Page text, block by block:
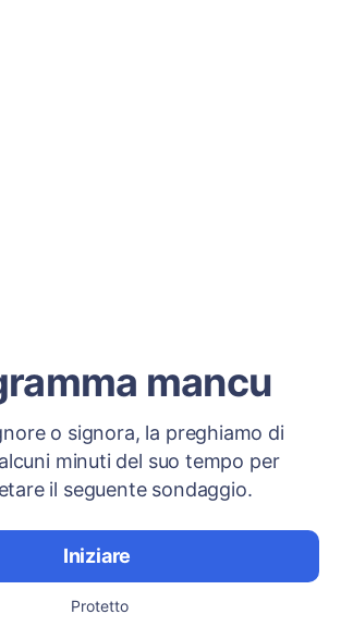
mancu
o signora, la preghiamo di
minuti del suo tempo per
il seguente sondaggio.
Iniziare
Protetto